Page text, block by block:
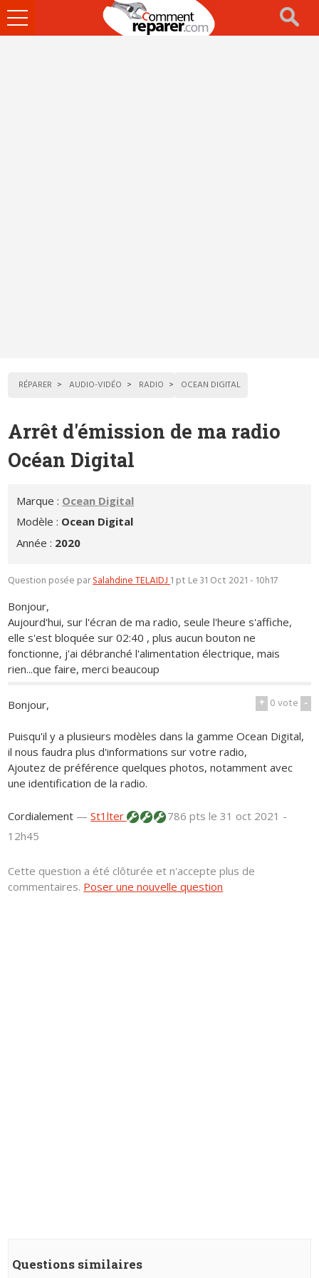
Ouvrir
le
RÉPARER AUDIO-VIDÉO RADIO OCEAN DIGITAL
Arrêt d'émission de ma radio
Océan Digital
Marque : Ocean Digital
Modèle : Ocean Digital
Année : 2020
Question posée parSalahdine TELAIDJ1 pt Le 31 Oct 2021 - 10h17
Bonjour,
Aujourd'hui, sur l'écran de ma radio, seule l'heure s'affiche,
elle s'est bloquée sur 02:40 , plus aucun bouton ne
fonctionne, j'ai débranché l'alimentation électrique, mais
rien...que faire, merci beaucoup
+ 0vote -
Bonjour,
Puisqu'il y a plusieurs modèles dans la gamme Ocean Digital,
il nous faudra plus d'informations sur votre radio,
Ajoutez de préférence quelques photos, notamment avec
une identification de la radio.
Cordialement —St1lter 786 ptsle 31 oct 2021 -
12h45
Cette question a été clôturée et n'accepte plus de
commentaires. Poser une nouvelle question
Questions similaires